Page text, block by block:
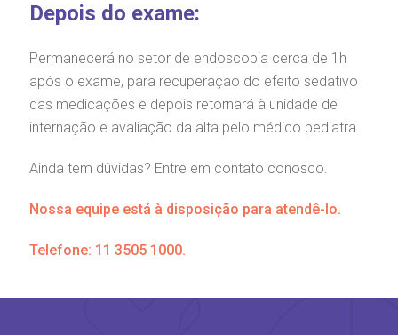
Depois do exame:
Permanecerá no setor de endoscopia cerca de 1h
após o exame, para recuperação do efeito sedativo
das medicações e depois retornará à unidade de
internação e avaliação da alta pelo médico pediatra.
Ainda tem dúvidas? Entre em contato conosco.
Nossa equipe está à disposição para atendê-lo.
Telefone: 11 3505 1000.